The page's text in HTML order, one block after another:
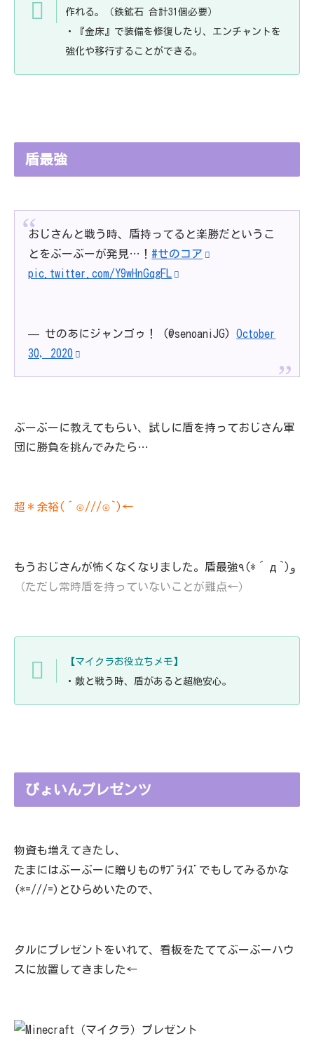
作れる。（鉄鉱石 合計31個必要）
・『金床』で装備を修復したり、エンチャントを
強化や移行することができる。
盾最強
おじさんと戦う時、盾持ってると楽勝だというこ
とをぶーぶーが発見…！ #せのコア
pic.twitter.com/Y9wHnGqgFL
— せのあにジャンゴゥ！ (@senoaniJG)October
30, 2020
ぶーぶーに教えてもらい、試しに盾を持っておじさん軍
団に勝負を挑んでみたら…
超＊余裕‪(´⊙///⊙`)←
もうおじさんが怖くなくなりました。盾最強٩(*´д`)و
（ただし常時盾を持っていないことが難点←）‬
【マイクラお役立ちメモ】
・敵と戦う時、盾があると超絶安心。
ぴょいんプレゼンツ
物資も増えてきたし、
たまにはぶーぶーに贈りものｻﾌﾟﾗｲｽﾞでもしてみるかな
(*=///=)とひらめいたので、
タルにプレゼントをいれて、看板をたててぶーぶーハウ
スに放置してきました←